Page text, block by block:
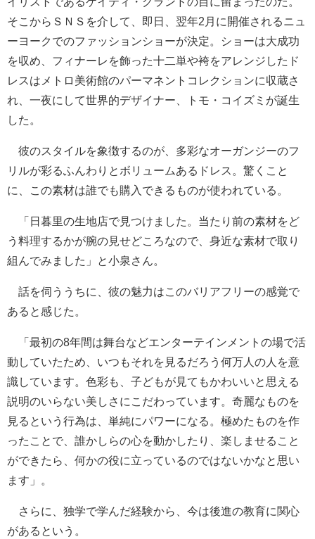
そこからＳＮＳを介して、即日、翌年2月に開催されるニュ
ーヨークでのファッションショーが決定。ショーは大成功
を収め、フィナーレを飾った十二単や袴をアレンジしたド
レスはメトロ美術館のパーマネントコレクションに収蔵さ
れ、一夜にして世界的デザイナー、トモ・コイズミが誕生
した。
彼のスタイルを象徴するのが、多彩なオーガンジーのフ
リルが彩るふんわりとボリュームあるドレス。驚くこと
に、この素材は誰でも購入できるものが使われている。
「日暮里の生地店で見つけました。当たり前の素材をど
う料理するかが腕の見せどころなので、身近な素材で取り
組んでみました」と小泉さん。
話を伺ううちに、彼の魅力はこのバリアフリーの感覚で
あると感じた。
「最初の8年間は舞台などエンターテインメントの場で活
動していたため、いつもそれを見るだろう何万人の人を意
識しています。色彩も、子どもが見てもかわいいと思える
説明のいらない美しさにこだわっています。奇麗なものを
見るという行為は、単純にパワーになる。極めたものを作
ったことで、誰かしらの心を動かしたり、楽しませること
ができたら、何かの役に立っているのではないかなと思い
ます」。
さらに、独学で学んだ経験から、今は後進の教育に関心
があるという。